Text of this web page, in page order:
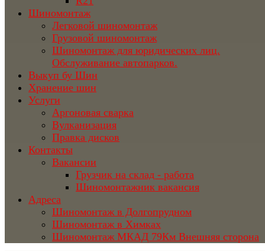
Шиномонтаж
Легковой шиномонтаж
Грузовой шиномонтаж
Шиномонтаж для юридических лиц.
Обслуживание автопарков.
Выкуп бу Шин
Хранение шин
Услуги
Аргоновая сварка
Вулканизация
Правка дисков
Контакты
Вакансии
Грузчик на склад - работа
Шиномонтажник вакансия
Адреса
Шиномонтаж в Долгопрудном
Шиномонтаж в Химках
Шиномонтаж МКАД 79Км Внешняя сторона